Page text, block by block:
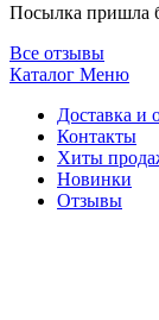
Посылка пришла
Все отзывы
Каталог Меню
Доставка и
Контакты
Хиты
Новинки
Отзывы